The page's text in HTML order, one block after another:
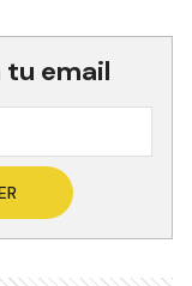
tu email